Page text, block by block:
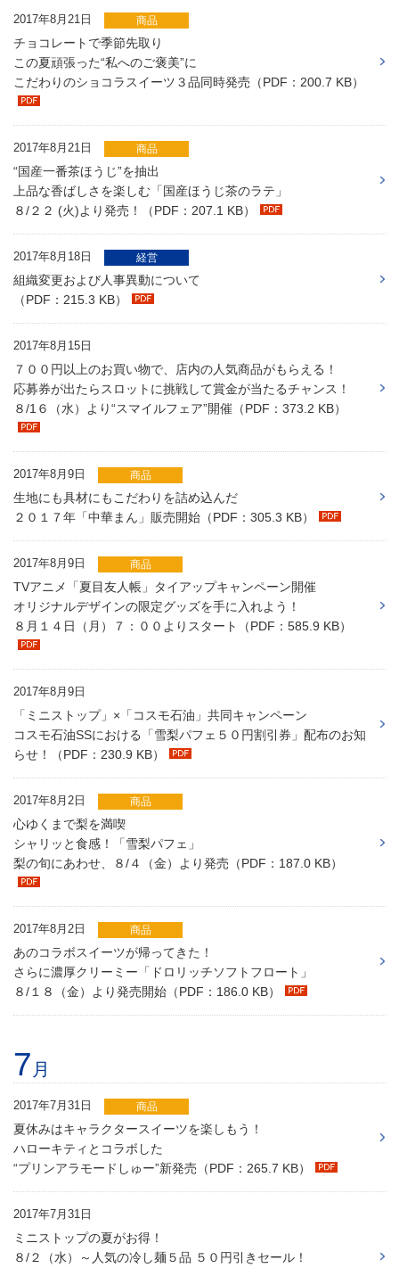
2017年8月21日 商品
チョコレートで季節先取り
この夏頑張った“私へのご褒美”に
こだわりのショコラスイーツ３品同時発売（PDF：200.7 KB）
2017年8月21日 商品
“国産一番茶ほうじ”を抽出
上品な香ばしさを楽しむ「国産ほうじ茶のラテ」
８/２２ (火)より発売！（PDF：207.1 KB）
2017年8月18日 経営
組織変更および人事異動について
（PDF：215.3 KB）
2017年8月15日
７００円以上のお買い物で、店内の人気商品がもらえる！
応募券が出たらスロットに挑戦して賞金が当たるチャンス！
８/1６（水）より“スマイルフェア”開催（PDF：373.2 KB）
2017年8月9日 商品
生地にも具材にもこだわりを詰め込んだ
２０１７年「中華まん」販売開始（PDF：305.3 KB）
2017年8月9日 商品
TVアニメ「夏目友人帳」タイアップキャンペーン開催
オリジナルデザインの限定グッズを手に入れよう！
８月１４日（月）７：００よりスタート（PDF：585.9 KB）
2017年8月9日
「ミニストップ」×「コスモ石油」共同キャンペーン
コスモ石油SSにおける「雪梨パフェ５０円割引券」配布のお知
らせ！（PDF：230.9 KB）
2017年8月2日 商品
心ゆくまで梨を満喫
シャリッと食感！「雪梨パフェ」
梨の旬にあわせ、８/４（金）より発売（PDF：187.0 KB）
2017年8月2日 商品
あのコラボスイーツが帰ってきた！
さらに濃厚クリーミー「ドロリッチソフトフロート」
８/１８（金）より発売開始（PDF：186.0 KB）
7 月
2017年7月31日 商品
夏休みはキャラクタースイーツを楽しもう！
ハローキティとコラボした
“プリンアラモードしゅー”新発売（PDF：265.7 KB）
2017年7月31日
ミニストップの夏がお得！
８/２（水）～人気の冷し麺５品 ５０円引きセール！